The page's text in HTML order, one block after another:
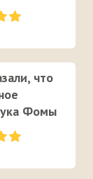
что
Фомы